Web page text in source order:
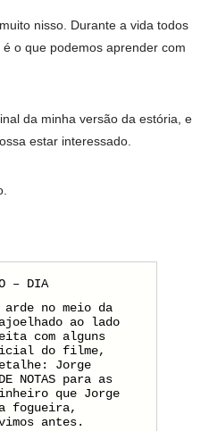
nisso. Durante a vida todos
o que podemos aprender com
da minha versão da estória, e
estar interessado.
– DIA
arde no meio da
ao lado
com alguns
do filme,
Jorge
NOTAS para as
que Jorge
fogueira,
antes.